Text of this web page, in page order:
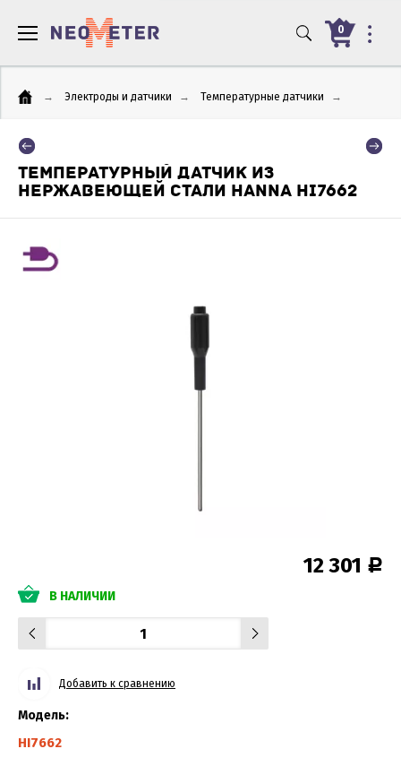
0
→ Электроды и датчики → Температурные датчики →
ТЕМПЕРАТУРНЫЙ ДАТЧИК ИЗ
НЕРЖАВЕЮЩЕЙ СТАЛИ HANNA HI7662
12 301 Р
В НАЛИЧИИ
Добавить к сравнению
Модель:
HI7662